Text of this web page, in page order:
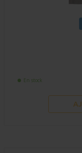
En stock